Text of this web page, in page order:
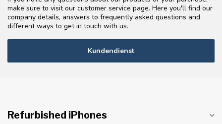
make sure to visit our customer service page. Here you'll find our
company details, answers to frequently asked questions and
different ways to get in touch with us.
Kundendienst
Refurbished iPhones